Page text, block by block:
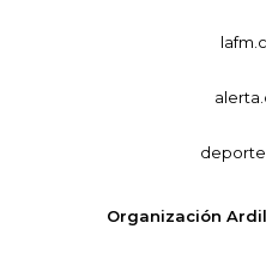
Organización